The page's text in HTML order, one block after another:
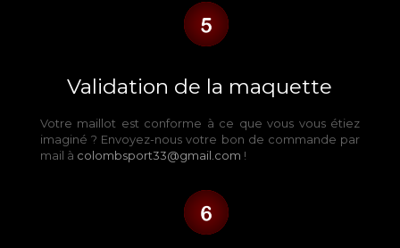
Validation de la maquette
Votre maillot est conforme à ce que vous vous étiez
imaginé ? Envoyez-nous votre bon de commande par
mail à colombsport33@gmail.com !